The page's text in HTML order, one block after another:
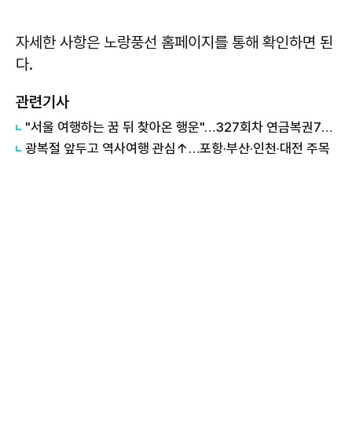
자세한 사항은 노랑풍선 홈페이지를 통해 확인하면 된
다.
관련기사
"서울 여행하는 꿈 뒤 찾아온 행운"…327회차 연금복권720+ 당첨번호조회 주목
광복절 앞두고 역사여행 관심↑…포항·부산·인천·대전 주목